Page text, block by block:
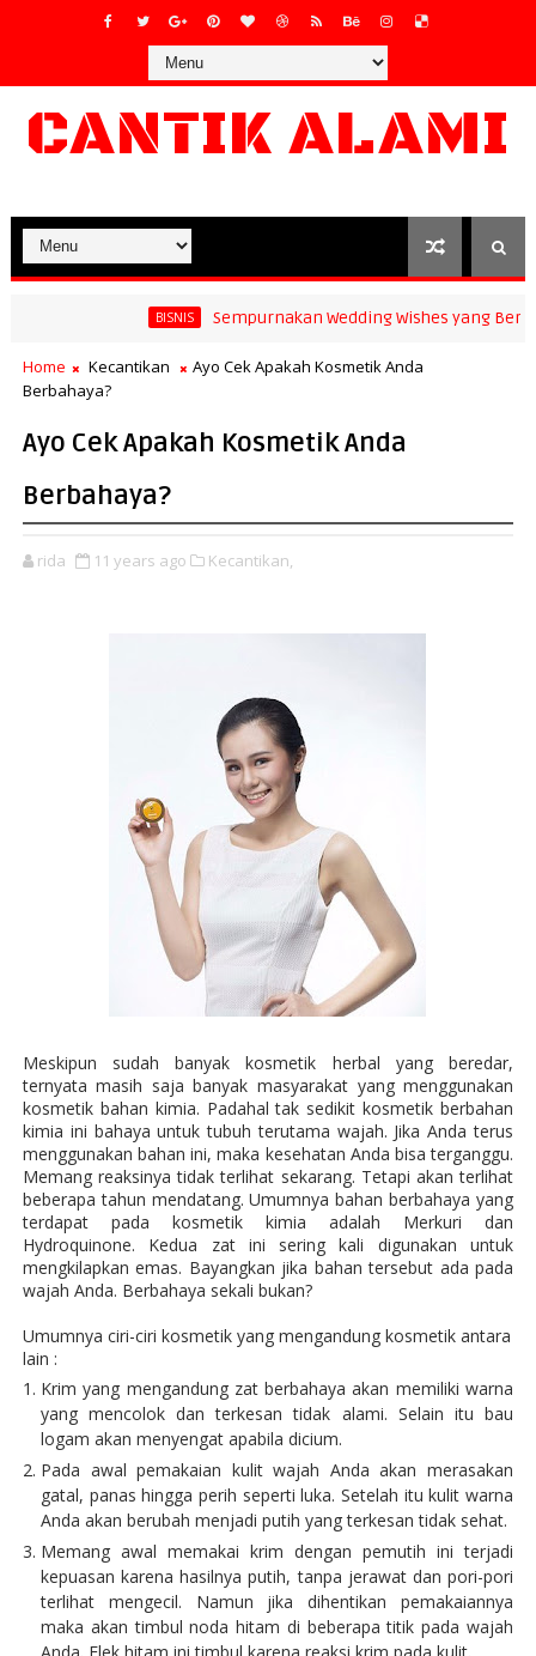
CANTIK ALAMI
BISNIS Sempurnakan Wedding Wishes yang
Home Kecantikan
Ayo Cek Apakah Kosmetik Anda
Berbahaya?
Ayo Cek Apakah Kosmetik Anda
Berbahaya?
rida 11 years ago Kecantikan,
Meskipun sudah banyak kosmetik herbal yang beredar,
ternyata masih saja banyak masyarakat yang menggunakan
kosmetik bahan kimia. Padahal tak sedikit kosmetik berbahan
kimia ini bahaya untuk tubuh terutama wajah. Jika Anda terus
menggunakan bahan ini, maka kesehatan Anda bisa terganggu.
Memang reaksinya tidak terlihat sekarang. Tetapi akan terlihat
beberapa tahun mendatang. Umumnya bahan berbahaya yang
terdapat pada kosmetik kimia adalah Merkuri dan
Hydroquinone. Kedua zat ini sering kali digunakan untuk
mengkilapkan emas. Bayangkan jika bahan tersebut ada pada
wajah Anda. Berbahaya sekali bukan?
Umumnya ciri-ciri kosmetik yang mengandung kosmetik antara
lain :
Krim yang mengandung zat berbahaya akan memiliki warna
yang mencolok dan terkesan tidak alami. Selain itu bau
logam akan menyengat apabila dicium.
Pada awal pemakaian kulit wajah Anda akan merasakan
gatal, panas hingga perih seperti luka. Setelah itu kulit warna
Anda akan berubah menjadi putih yang terkesan tidak sehat.
Memang awal memakai krim dengan pemutih ini terjadi
kepuasan karena hasilnya putih, tanpa jerawat dan pori-pori
terlihat mengecil. Namun jika dihentikan pemakaiannya
maka akan timbul noda hitam di beberapa titik pada wajah